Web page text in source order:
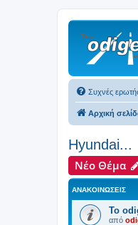
Συχνές
Αρχική
Hyundai...
Νέο Θέμα
ΑΝΑΚΟΙΝΏΣΕΙΣ
Το
από